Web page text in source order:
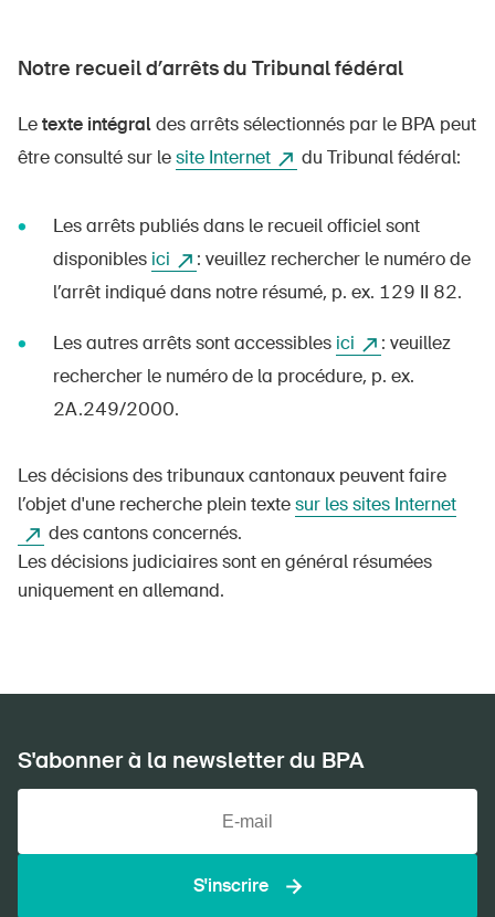
Notre recueil d’arrêts du Tribunal fédéral
Letexte intégraldes arrêts sélectionnés par le BPA peut
être consulté sur lesite Internet du Tribunal fédéral:
Les arrêts publiés dans le recueil officiel sont
disponibles ici
: veuillez rechercher le numéro de
l’arrêt indiqué dans notre résumé, p. ex. 129 II 82.
Les autres arrêts sont accessibles ici
: veuillez
rechercher le numéro de la procédure, p. ex.
2A.249/2000.
Les décisions des tribunaux cantonaux peuvent faire
l’objet d'une recherche plein textesur les sites Internet
des cantons concernés.
Les décisions judiciaires sont en général résumées
uniquement en allemand.
S'abonner à la newsletter du BPA
S'inscrire